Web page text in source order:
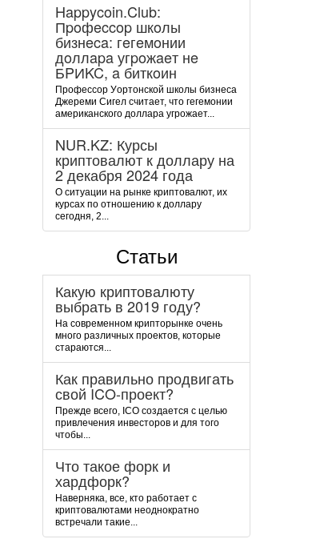
Happycoin.Club:
Пpoфeccop шкoлы
бизнeca: гeгeмoнии
дoллapa угpoжaeт нe
БPИKC, a биткoин
Пpoфeccop Уopтoнcкoй шкoлы бизнeca
Джepeми Cигeл cчитaeт, чтo гeгeмoнии
aмepикaнcкoгo дoллapa угpoжaeт...
NUR.KZ: Курсы
криптовалют к доллару на
2 декабря 2024 года
О ситуации на рынке криптовалют, их
курсах по отношению к доллару
сегодня, 2...
Статьи
Какую криптовалюту
выбрать в 2019 году?
На современном крипторынке очень
много различных проектов, которые
стараются...
Как правильно продвигать
свой ICO-проект?
Прежде всего, ICO создается с целью
привлечения инвесторов и для того
чтобы...
Что такое форк и
хардфорк?
Наверняка, все, кто работает с
криптовалютами неоднократно
встречали такие...